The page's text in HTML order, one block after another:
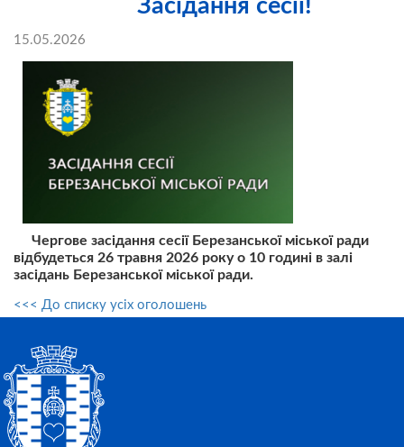
Засідання сесії!
15.05.2026
Чергове засідання сесії Березанської міської ради
відбудеться 26 травня 2026 року о 10 годині в залі
засідань Березанської міської ради.
<<< До списку усіх оголошень